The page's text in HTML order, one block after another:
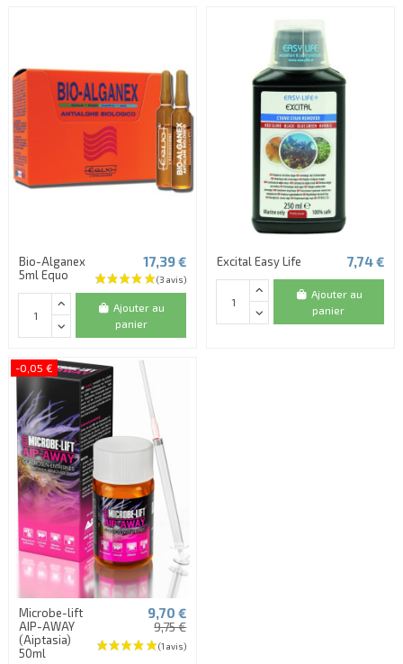
Bio-Alganex
5ml Equo
17,39 €
Ajouter au
panier
Excital Easy Life 7,74 €
Ajouter au
panier
-0,05 €
Microbe-lift
AIP-AWAY
(Aiptasia)
50ml
9,70 €
9,75 €